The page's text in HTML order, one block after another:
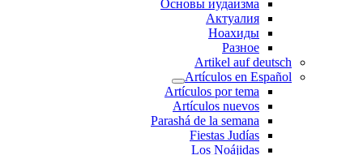
Основы иудаизма
Актуалия
Ноахиды
Разное
Artikel auf deutsch
Artículos en Español
Artículos por tema
Artículos nuevos
Parashá de la semana
Fiestas Judías
Los Noájidas